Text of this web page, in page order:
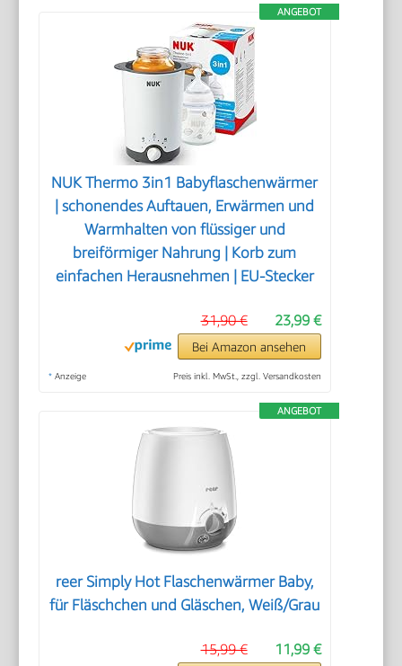
ANGEBOT
NUK Thermo 3in1 Babyflaschenwärmer
| schonendes Auftauen, Erwärmen und
Warmhalten von flüssiger und
breiförmiger Nahrung | Korb zum
einfachen Herausnehmen | EU-Stecker
23,99 €
31,90 €
Bei Amazon ansehen
* Anzeige Preis inkl. MwSt., zzgl. Versandkosten
ANGEBOT
reer Simply Hot Flaschenwärmer Baby,
für Fläschchen und Gläschen, Weiß/Grau
11,99 €
15,99 €